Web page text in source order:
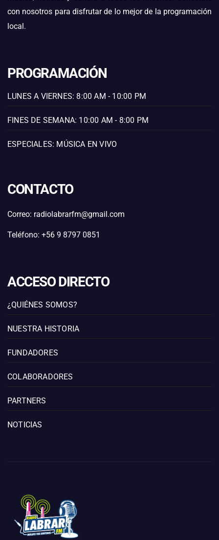
con nosotros para disfrutar de lo mejor de la programación
local.
PROGRAMACIÓN
LUNES A VIERNES: 8:00 AM - 10:00 PM
FINES DE SEMANA: 10:00 AM - 8:00 PM
ESPECIALES: MÚSICA EN VIVO
CONTACTO
Correo: radiolabrarfm@gmail.com
Teléfono: +56 9 8797 0851
ACCESO DIRECTO
¿QUIÉNES SOMOS?
NUESTRA HISTORIA
FUNDADORES
COLABORADORES
PARTNERS
NOTICIAS